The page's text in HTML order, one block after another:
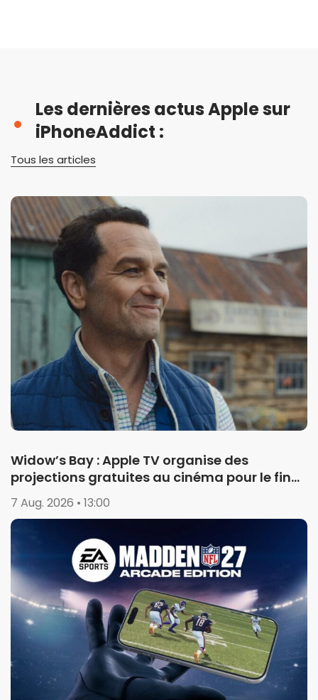
Les dernières actus Apple sur
iPhoneAddict :
Tous les articles
Widow’s Bay : Apple TV organise des
projections gratuites au cinéma pour le final
de la saison 1
7 Aug. 2026 • 13:00